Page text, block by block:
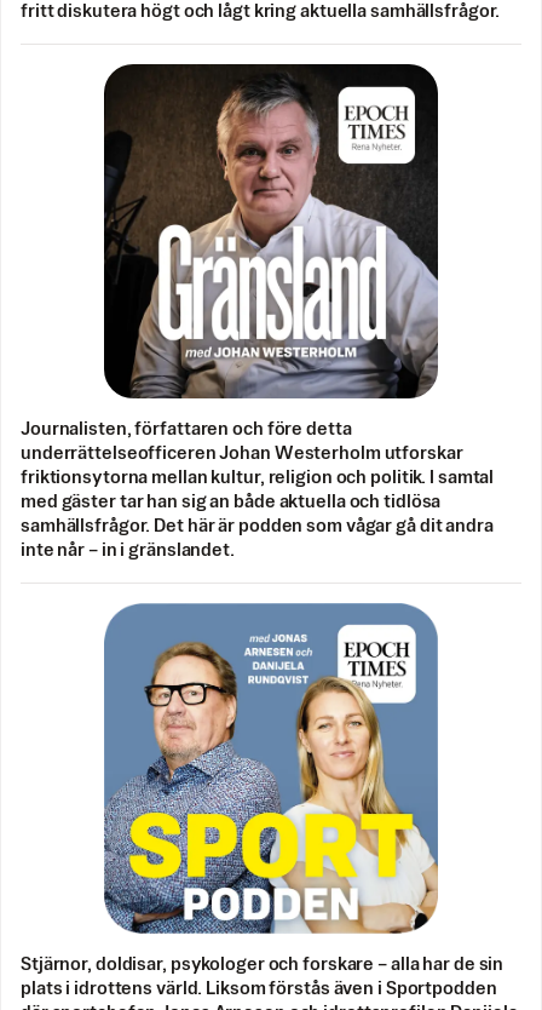
fritt diskutera högt och lågt kring aktuella samhällsfrågor.
Journalisten, författaren och före detta
underrättelseofficeren Johan Westerholm utforskar
friktionsytorna mellan kultur, religion och politik. I samtal
med gäster tar han sig an både aktuella och tidlösa
samhällsfrågor. Det här är podden som vågar gå dit andra
inte når – in i gränslandet.
Stjärnor, doldisar, psykologer och forskare – alla har de sin
plats i idrottens värld. Liksom förstås även i Sportpodden